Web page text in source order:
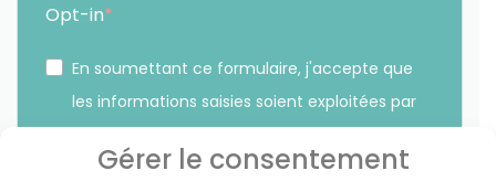
Gérer le consentement
Opt-in
En soumettant ce formulaire, j'accepte que
les informations saisies soient exploitées par